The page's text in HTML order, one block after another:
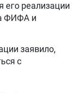
его реализации
ФИФА и
заявило,
с